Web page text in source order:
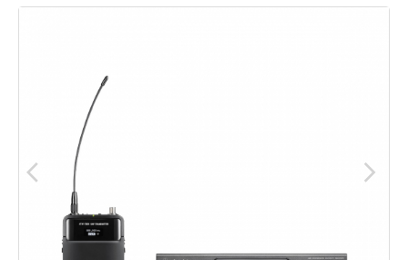
arrow_back_ios arrow_forward_ios